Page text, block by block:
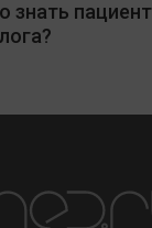
знать